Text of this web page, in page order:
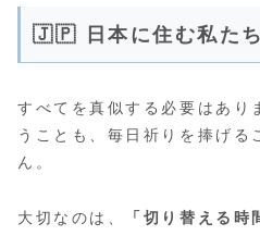
🇯🇵 日本に住む私た
すべてを真似する必要はあり
うことも、毎日祈りを捧げる
ん。
大切なのは、 「切り替える時